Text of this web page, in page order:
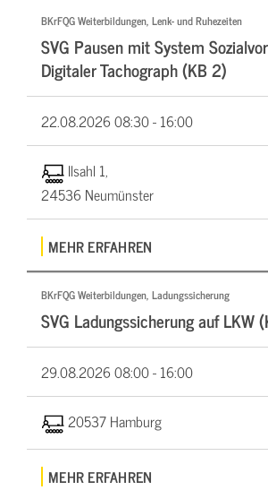
BKrFQG Weiterbildungen, Lenk- und Ruhezeiten
SVG Pausen mit System
Digitaler Tachograph (KB 2)
22.08.202608:30 - 16:00
Ilsahl 1,
24536 Neumünster
MEHR ERFAHREN
BKrFQG Weiterbildungen, Ladungssicherung
SVG Ladungssicherung auf LKW
29.08.202608:00 - 16:00
20537 Hamburg
MEHR ERFAHREN